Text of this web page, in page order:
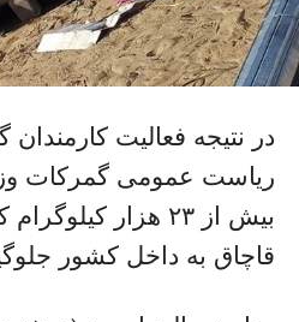
در نتیجه فعالیت
ریاست عمومی گمرکات
بیش از ۲۳ هزار
قاچاق به داخل کشور